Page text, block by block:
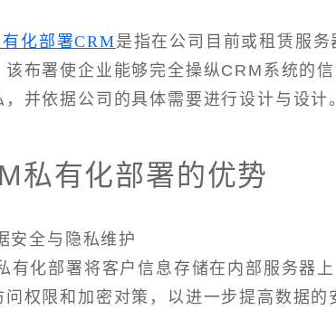
化部署CRM是指在公司目前或租赁服
该布署使企业能够完全操纵CRM系统的
，并依据公司的具体需要进行设计与设计
私有化部署的优势
安全与隐私维护
有化部署将客户信息存储在内部服务器
问权限和加密对策，以进一步提高数据的